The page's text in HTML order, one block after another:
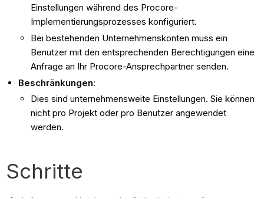
Einstellungen während des Procore-
Implementierungsprozesses konfiguriert.
Bei bestehenden Unternehmenskonten muss ein
Benutzer mit den entsprechenden Berechtigungen eine
Anfrage an Ihr Procore-Ansprechpartner senden.
Beschränkungen:
Dies sind unternehmensweite Einstellungen. Sie können
nicht pro Projekt oder pro Benutzer angewendet
werden.
Schritte